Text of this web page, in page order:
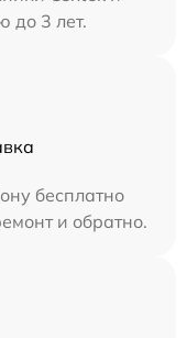
до 3 лет.
бесплатно
и обратно.